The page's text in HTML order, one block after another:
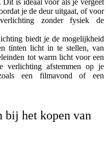
je de deur uitgaat, of voor
zonder fysiek de
biedt je de mogelijkheid
tinten licht in te stellen, van
tot warm licht voor een
verlichting afstemmen op je
een filmavond of een
bij het kopen van